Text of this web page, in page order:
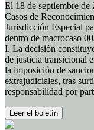
El 18 de septiembre de
Casos de
Jurisdicción Especial
dentro de macrocaso
I. La decisión
de justicia transicional
la imposición de
extrajudiciales, tras
responsabilidad por
Leer el boletín